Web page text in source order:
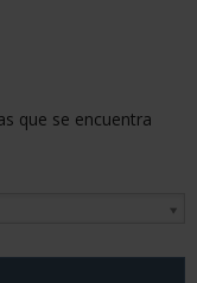
que se encuentra